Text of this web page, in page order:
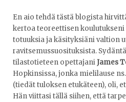
En aio tehdä tästä blogista
kertoa teoreettisen
totuuksia ja käsityksiäni valtion
ravitsemussuosituksista.
tilastotieteen opettajaniJames
Hopkinsissa, jonka mielilause
(tiedät tuloksen etukäteen), oli,
Hän viittasi tällä siihen, että